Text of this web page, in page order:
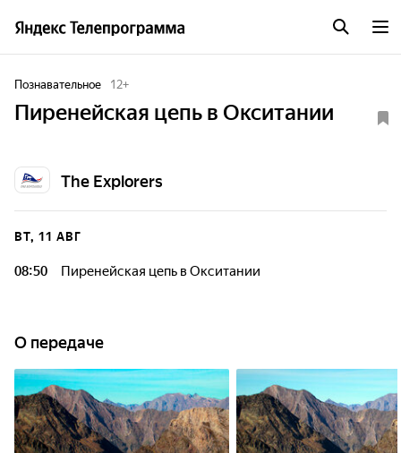
Познавательное 12+
Пиренейская цепь в Окситании
The Explorers
ВТ, 11 АВГ
08:50 Пиренейская цепь в Окситании
О передаче